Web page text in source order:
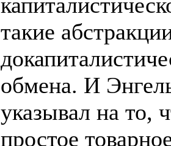
такие
обмена. И
указывал на то,
простое